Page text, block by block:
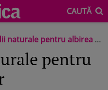
CAUTĂ
pentru albirea dintilor
pentru